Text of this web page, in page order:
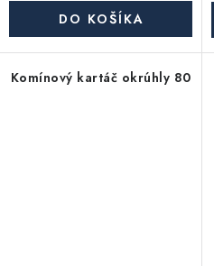
DO KOŠÍKA
Komínový kartáč okrúhly 80